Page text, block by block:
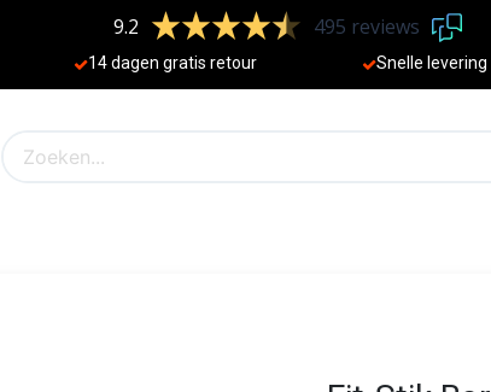
9.2 495 reviews
14 dagen gratis retour Sne lle levering